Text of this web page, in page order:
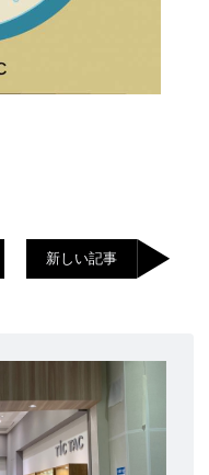
新しい記事